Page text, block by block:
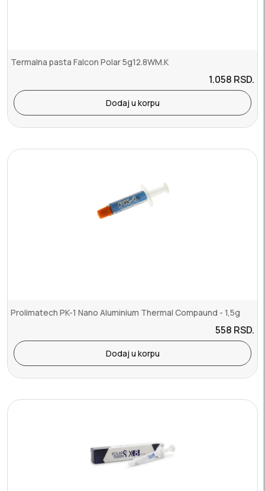
Termalna pasta Falcon Polar 5g12.8WM.K
1.058 RSD.
Dodaj u korpu
Prolimatech PK-1 Nano Aluminium Thermal Compaund - 1,5g
558 RSD.
Dodaj u korpu